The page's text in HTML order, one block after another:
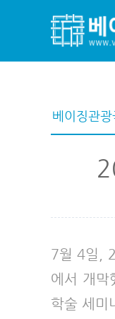
베이징관
7월 4일,
에서 개막
학술 세미